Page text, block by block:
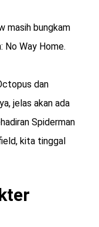
masih bungkam
Way Home.
dan
jelas akan ada
Spiderman
kita tinggal